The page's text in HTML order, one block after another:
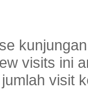
visits ini
visit